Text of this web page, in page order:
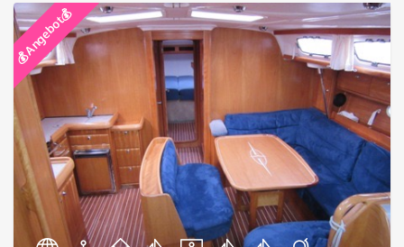
💰 Angebot💰